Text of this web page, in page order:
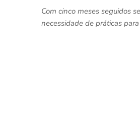
Com cinco meses seguidos
necessidade de práticas